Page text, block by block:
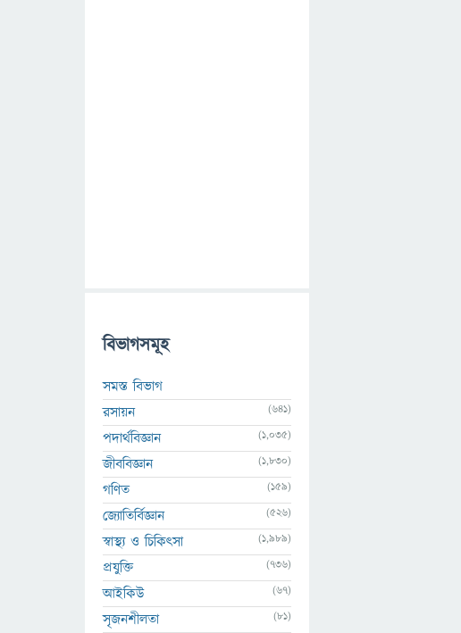
বিভাগসমূহ
সমস্ত বিভাগ
রসায়ন
(641)
পদার্থবিজ্ঞান (1,035)
জীববিজ্ঞান (1,830)
গণিত (159)
জ্যোতির্বিজ্ঞান (526)
স্বাস্থ্য ও চিকিৎসা (1,989)
প্রযুক্তি (736)
আইকিউ (67)
সৃজনশীলতা (81)